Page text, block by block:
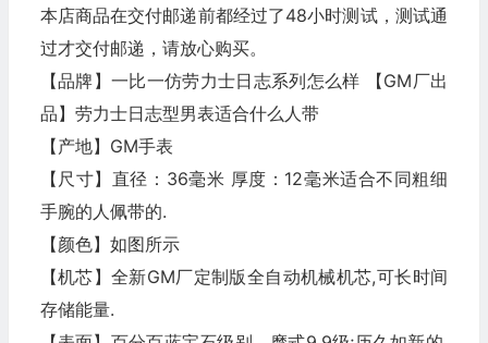
本店商品在交付邮递前都经过了48小时测试，测试通
过才交付邮递，请放心购买。
【品牌】一比一仿劳力士日志系列怎么样 【GM厂出
品】劳力士日志型男表适合什么人带
【产地】GM手表
【尺寸】直径：36毫米 厚度：12毫米适合不同粗细
手腕的人佩带的.
【颜色】如图所示
【机芯】全新GM厂定制版全自动机械机芯,可长时间
存储能量.